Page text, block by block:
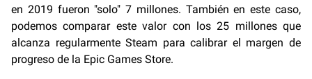
en 2019 fueron "solo" 7 millones. También en este caso,
podemos comparar este valor con los 25 millones que
alcanza regularmente Steam para calibrar el margen de
progreso de la Epic Games Store.